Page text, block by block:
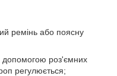
ремінь або поясну
роз'ємних
регулюється;